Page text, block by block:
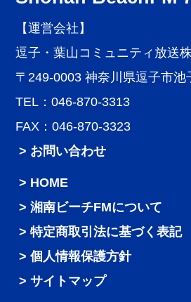
【運営会社】
逗子・葉山コミュニティ放送
〒249-0003 神奈川県逗子市池
TEL：046-870-3313
FAX：046-870-3323
> お問い合わせ
HOME
湘南ビーチFMについて
特定商取引法に基づく表記
個人情報保護方針
サイトマップ